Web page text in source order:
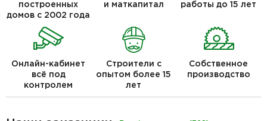
построенных
домов с 2002 года
и маткапитал
работы до 15 лет
Онлайн-кабинет
всё под
контролем
Строители с
опытом более 15
лет
Собственное
производство